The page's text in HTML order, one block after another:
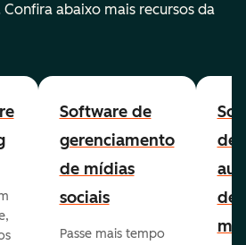
abaixo mais recursos da
Software de
gerenciamento
de mídias
sociais
Passe mais tempo
de
de